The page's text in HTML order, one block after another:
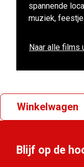
spannende
muziek,
Naar alle films
Winkelwagen
Blijf op de